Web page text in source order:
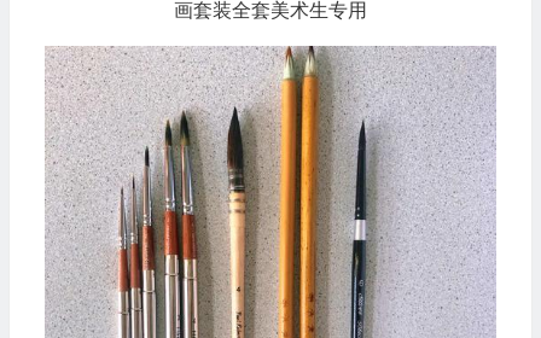
画套装全套美术生专用